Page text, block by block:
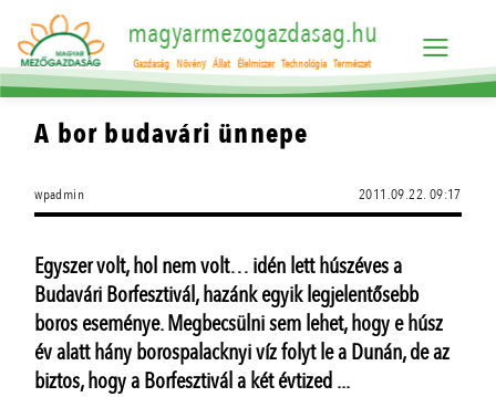
magyarmezogazdasag.hu
Gazdaság Növény Állat Élelmiszer Technológia Természet
A bor budavári ünnepe
wpadmin 2011.09.22. 09:17
Egyszer volt, hol nem volt… idén lett húszéves a
Budavári Borfesztivál, hazánk egyik legjelentősebb
boros eseménye. Megbecsülni sem lehet, hogy e húsz
év alatt hány borospalacknyi víz folyt le a Dunán, de az
biztos, hogy a Borfesztivál a két évtized ...